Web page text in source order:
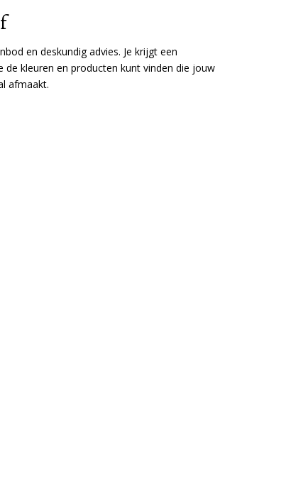
en deskundig advies. Je krijgt een
de kleuren en producten kunt vinden die jouw
afmaakt.